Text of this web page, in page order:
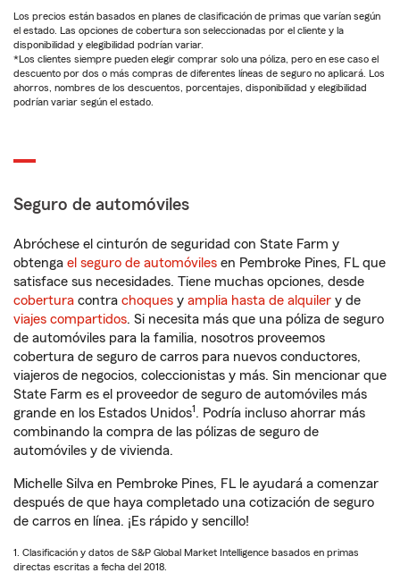
Los precios están basados en planes de clasificación de primas que varían según
el estado. Las opciones de cobertura son seleccionadas por el cliente y la
disponibilidad y elegibilidad podrían variar.
*Los clientes siempre pueden elegir comprar solo una póliza, pero en ese caso el
descuento por dos o más compras de diferentes líneas de seguro no aplicará. Los
ahorros, nombres de los descuentos, porcentajes, disponibilidad y elegibilidad
podrían variar según el estado.
Seguro de automóviles
Abróchese el cinturón de seguridad con State Farm y
obtenga el seguro de automóviles en Pembroke Pines, FL que
satisface sus necesidades. Tiene muchas opciones, desde
cobertura contra choques y amplia hasta de alquiler y de
viajes compartidos. Si necesita más que una póliza de seguro
de automóviles para la familia, nosotros proveemos
cobertura de seguro de carros para nuevos conductores,
viajeros de negocios, coleccionistas y más. Sin mencionar que
State Farm es el proveedor de seguro de automóviles más
grande en los Estados Unidos1. Podría incluso ahorrar más
combinando la compra de las pólizas de seguro de
automóviles y de vivienda.
Michelle Silva en Pembroke Pines, FL le ayudará a comenzar
después de que haya completado una cotización de seguro
de carros en línea. ¡Es rápido y sencillo!
1. Clasificación y datos de S&P Global Market Intelligence basados en primas
directas escritas a fecha del 2018.